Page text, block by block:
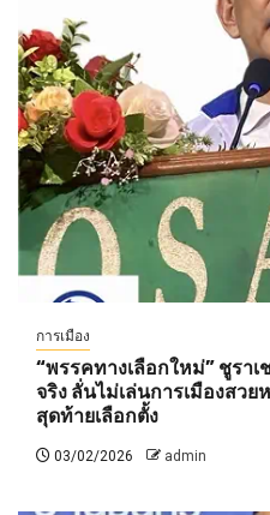
การเมือง
“พรรคทางเลือกใหม่” ชูรา
จริง ลั่นไม่เล่นการเมืองสว
สุดท้ายเลือกตั้ง
03/02/2026 admin